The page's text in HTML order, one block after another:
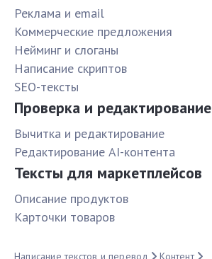
Реклама и email
Коммерческие предложения
Нейминг и слоганы
Написание скриптов
SEO-тексты
Проверка и редактирование
Вычитка и редактирование
Редактирование AI-контента
Тексты для маркетплейсов
Описание продуктов
Карточки товаров
Написание текстов и перевод
Контент